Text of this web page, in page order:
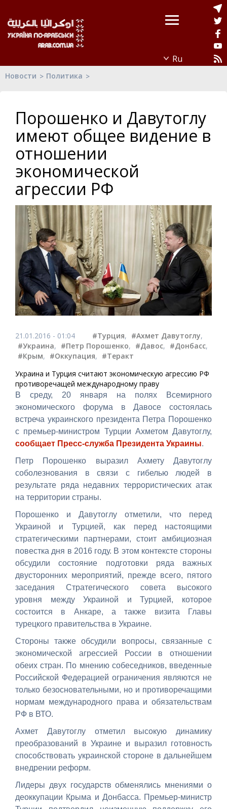
Новости Политика
Порошенко и Давутоглу
имеют общее видение в
отношении
экономической
агрессии РФ
21.01.2016 - 01:04 #Турция, #Ахмет Давутоглу,
#Украина, #Петр Порошенко, #Давос, #Донбасс,
#Крым, #Оккупация, #Теракт
Украина и Турция считают экономическую агрессию РФ
противоречащей международному праву
В среду, 20 января на полях Всемирного
экономического форума в Давосе состоялась
встреча украинского президента Петра Порошенко
с премьер-министром Турции Ахметом Давутоглу,
сообщает Пресс-служба Президента Украины.
Петр Порошенко выразил Ахмету Давутоглу
соболезнования в связи с гибелью людей в
результате ряда недавних террористических атак
на территории страны.
Порошенко и Давутоглу отметили, что перед
Украиной и Турцией, как перед настоящими
стратегическими партнерами, стоит амбициозная
повестка дня в 2016 году. В этом контексте стороны
обсудили состояние подготовки ряда важных
двусторонних мероприятий, прежде всего, пятого
заседания Стратегического совета высокого
уровня между Украиной и Турцией, которое
состоится в Анкаре, а также визита Главы
турецкого правительства в Украине.
Стороны также обсудили вопросы, связанные с
экономической агрессией России в отношении
обеих стран. По мнению собеседников, введенные
Российской Федерацией ограничения являются не
только безосновательными, но и противоречащими
нормам международного права и обязательствам
РФ в ВТО.
Ахмет Давутоглу отметил высокую динамику
преобразований в Украине и выразил готовность
способствовать украинской стороне в дальнейшем
внедрении реформ.
Лидеры двух государств обменялись мнениями о
деоккупации Крыма и Донбасса. Премьер-министр